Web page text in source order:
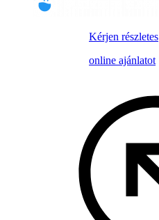
Kérjen részletes
online ajánlatot